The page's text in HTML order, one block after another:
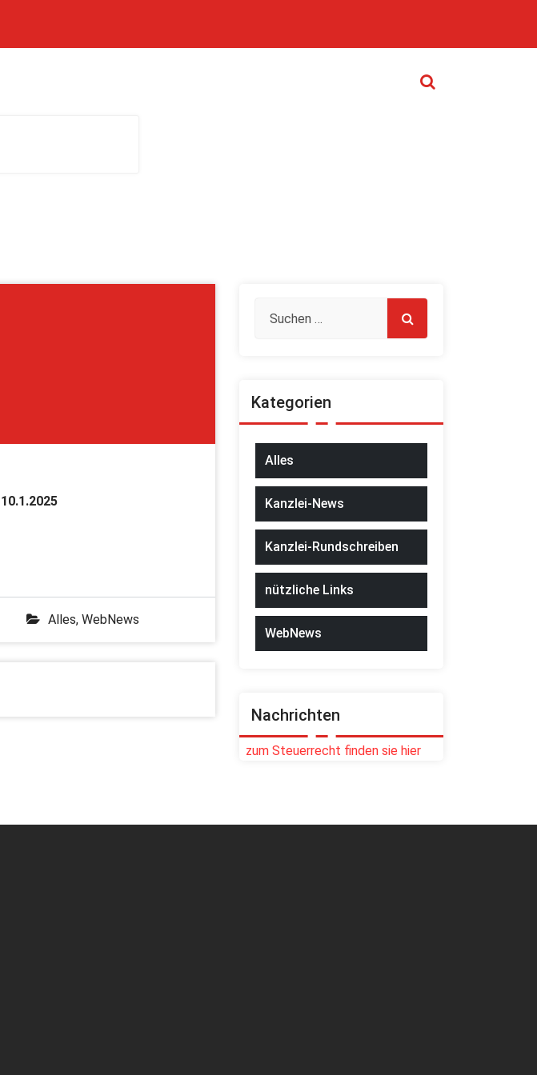
10.1.2025
Alles, WebNews
Kategorien
Alles
Kanzlei-News
Kanzlei-Rundschreiben
nützliche Links
WebNews
Nachrichten
zum Steuerrecht finden sie hier